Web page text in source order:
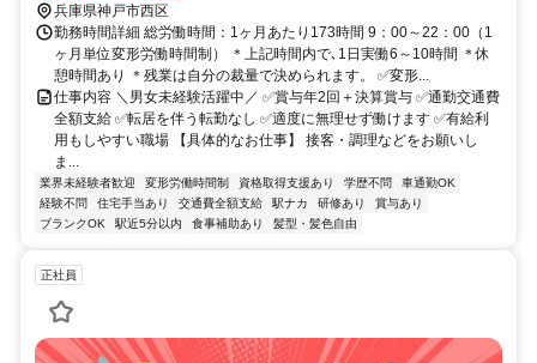
兵庫県神戸市西区
勤務時間詳細 総労働時間：1ヶ月あたり173時間 9：00～22：00（1
ヶ月単位変形労働時間制） ＊上記時間内で､1日実働6～10時間 ＊休
憩時間あり ＊残業は自分の裁量で決められます。 ✅変形...
仕事内容 ＼男女未経験活躍中／ ✅賞与年2回＋決算賞与 ✅通勤交通費
全額支給 ✅転居を伴う転勤なし ✅適度に無理せず働けます ✅有給利
用もしやすい職場 【具体的なお仕事】 接客・調理などをお願いし
ま...
業界未経験者歓迎 変形労働時間制 資格取得支援あり 学歴不問
車通勤OK
経験不問
住宅手当あり 交通費全額支給 駅ナカ 研修あり
賞与あり
ブランクOK
駅近5分以内 食事補助あり 髪型・髪色自由
正社員